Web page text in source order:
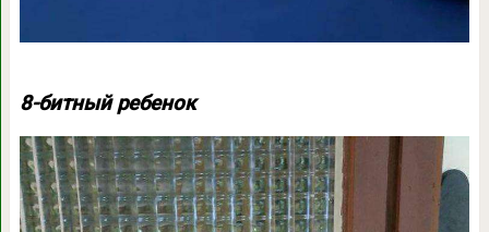
8-битный ребенок